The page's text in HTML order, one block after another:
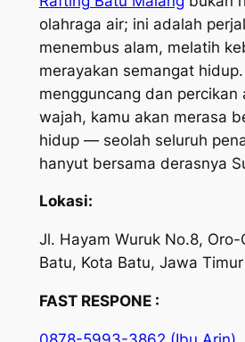
olahraga air; ini adalah
menembus alam, melatih
merayakan semangat
mengguncang dan percikan
wajah, kamu akan merasa
hidup — seolah seluruh
hanyut bersama derasnya
Lokasi:
Jl. Hayam Wuruk No.8, Oro-
Batu, Kota Batu, Jawa
FAST RESPONE :